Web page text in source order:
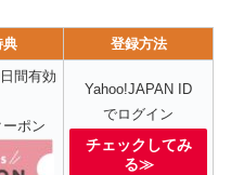
典 登録方法
間有効
ーポン
Yahoo!JAPAN ID
でログイン
チェックしてみ
る≫